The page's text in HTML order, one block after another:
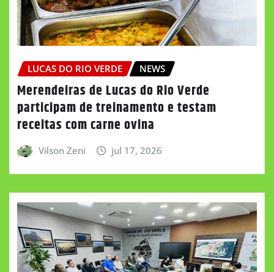
LUCAS DO RIO VERDE NEWS
Merendeiras de Lucas do Rio Verde
participam de treinamento e testam
receitas com carne ovina
Vilson Zeni jul 17, 2026